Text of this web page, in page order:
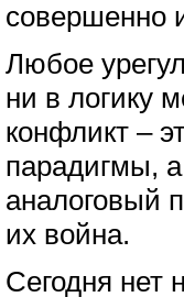
совершенно
Любое
ни в логику
конфликт –
парадигмы,
аналоговый
их война.
Сегодня нет